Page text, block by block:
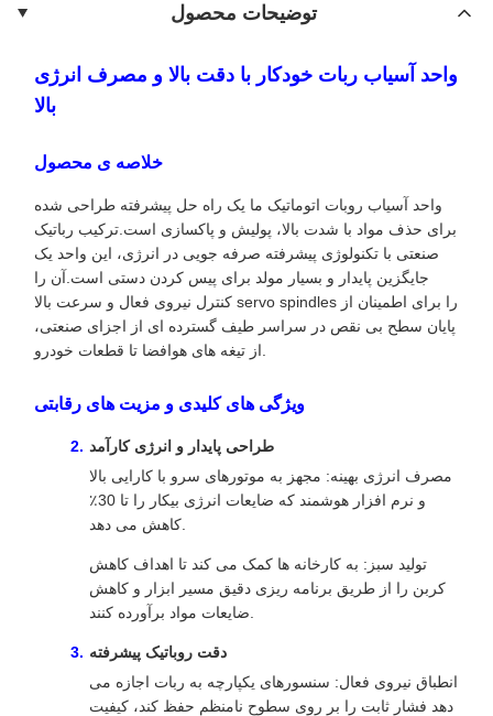
توضیحات محصول
واحد آسیاب ربات خودکار با دقت بالا و مصرف انرژی
بالا
خلاصه ی محصول
واحد آسیاب روبات اتوماتیک ما یک راه حل پیشرفته طراحی شده
برای حذف مواد با شدت بالا، پولیش و پاکسازی است.ترکیب رباتیک
صنعتی با تکنولوژی پیشرفته صرفه جویی در انرژی، این واحد یک
جایگزین پایدار و بسیار مولد برای پیس کردن دستی است.آن را
کنترل نیروی فعال و سرعت بالا servo spindles را برای اطمینان از
پایان سطح بی نقص در سراسر طیف گسترده ای از اجزای صنعتی،
ویژگی های کلیدی و مزیت های رقابتی
طراحی پایدار و انرژی کارآمد
مصرف انرژی بهینه: مجهز به موتورهای سرو با کارایی بالا
و نرم افزار هوشمند که ضایعات انرژی بیکار را تا 30٪
تولید سبز: به کارخانه ها کمک می کند تا اهداف کاهش
کربن را از طریق برنامه ریزی دقیق مسیر ابزار و کاهش
دقت روباتیک پیشرفته
انطباق نیروی فعال: سنسورهای یکپارچه به ربات اجازه می
دهد فشار ثابت را بر روی سطوح نامنظم حفظ کند، کیفیت